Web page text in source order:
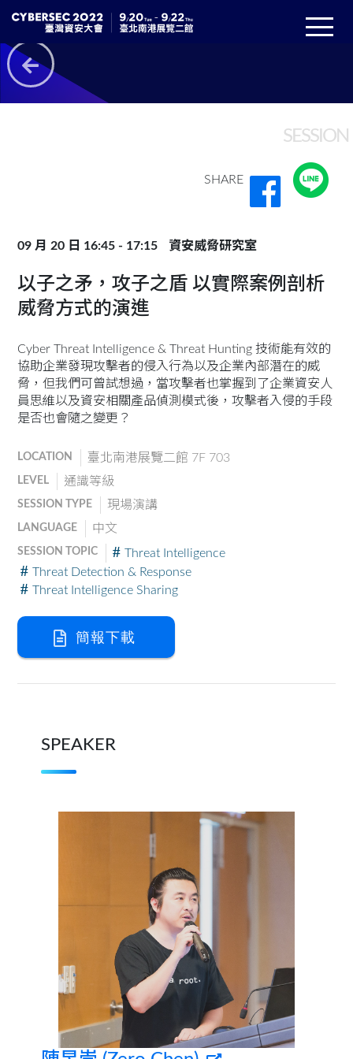
SESSION
SHARE
09 月 20 日 16:45 - 17:15 資安威脅研究室
以子之矛，攻子之盾 以實際案例剖析
威脅方式的演進
Cyber Threat Intelligence & Threat Hunting 技術能有效的
協助企業發現攻擊者的侵入行為以及企業內部潛在的威
脅，但我們可曾試想過，當攻擊者也掌握到了企業資安人
員思維以及資安相關產品偵測模式後，攻擊者入侵的手段
是否也會隨之變更？
LOCATION 臺北南港展覽二館 7F 703
LEVEL 通識等級
SESSION TYPE 現場演講
LANGUAGE 中文
SESSION TOPIC
Threat Intelligence
Threat Detection & Response
Threat Intelligence Sharing
簡報下載
SPEAKER